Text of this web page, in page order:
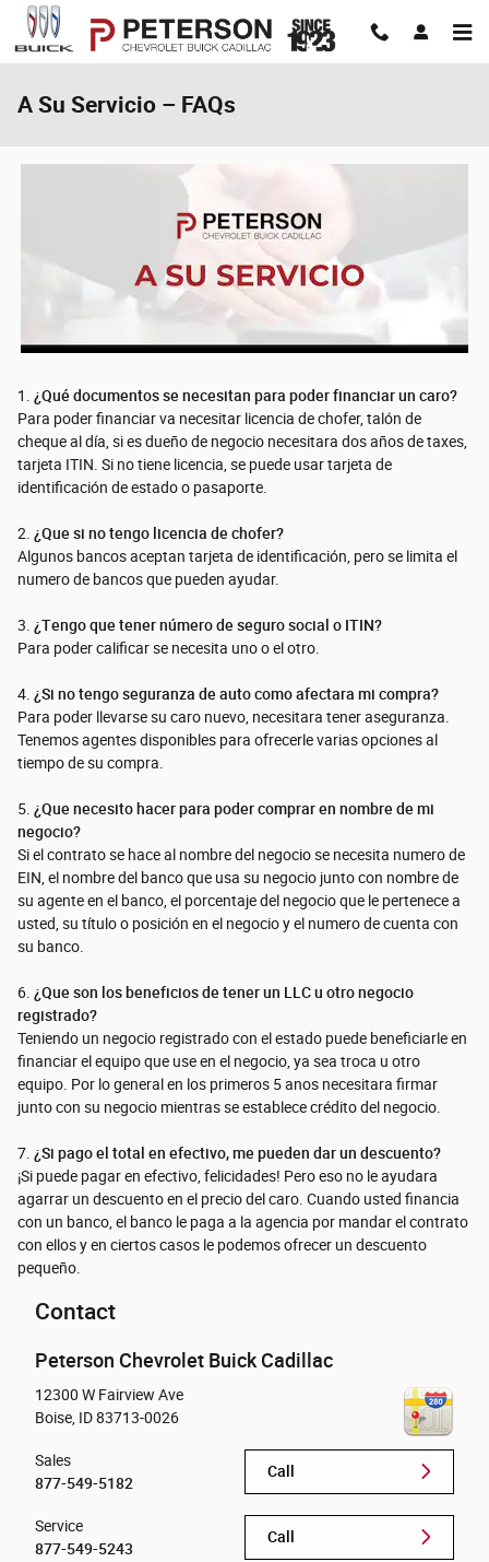
Skip to main content
A Su Servicio – FAQs
1.
¿Qué documentos se necesitan para poder financiar un caro?
Para poder financiar va necesitar licencia de chofer, talón de
cheque al día, si es dueño de negocio necesitara dos años de taxes,
tarjeta ITIN. Si no tiene licencia, se puede usar tarjeta de
identificación de estado o pasaporte.
2. ¿Que si no tengo licencia de chofer?
Algunos bancos aceptan tarjeta de identificación, pero se limita el
numero de bancos que pueden ayudar.
3. ¿Tengo que tener número de seguro social o ITIN?
Para poder calificar se necesita uno o el otro.
4. ¿Si no tengo seguranza de auto como afectara mi compra?
Para poder llevarse su caro nuevo, necesitara tener aseguranza.
Tenemos agentes disponibles para ofrecerle varias opciones al
tiempo de su compra.
5. ¿Que necesito hacer para poder comprar en nombre de mi
negocio?
Si el contrato se hace al nombre del negocio se necesita numero de
EIN, el nombre del banco que usa su negocio junto con nombre de
su agente en el banco, el porcentaje del negocio que le pertenece a
usted, su título o posición en el negocio y el numero de cuenta con
su banco.
6. ¿Que son los beneficios de tener un LLC u otro negocio
registrado?
Teniendo un negocio registrado con el estado puede beneficiarle en
financiar el equipo que use en el negocio, ya sea troca u otro
equipo. Por lo general en los primeros 5 anos necesitara firmar
junto con su negocio mientras se establece crédito del negocio.
7. ¿Si pago el total en efectivo, me pueden dar un descuento?
¡Si puede pagar en efectivo, felicidades! Pero eso no le ayudara
agarrar un descuento en el precio del caro. Cuando usted financia
con un banco, el banco le paga a la agencia por mandar el contrato
con ellos y en ciertos casos le podemos ofrecer un descuento
pequeño.
Contact
Peterson Chevrolet Buick Cadillac
12300 W Fairview Ave
Boise ID83713-0026
Call
Sales
877-549-5182
Call
Service
877-549-5243